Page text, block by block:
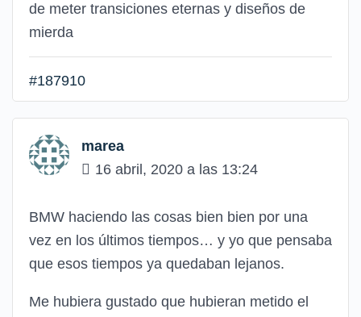
de meter transiciones eternas y diseños de
mierda
#187910
marea
16 abril, 2020 a las 13:24
BMW haciendo las cosas bien bien por una
vez en los últimos tiempos… y yo que pensaba
que esos tiempos ya quedaban lejanos.
Me hubiera gustado que hubieran metido el